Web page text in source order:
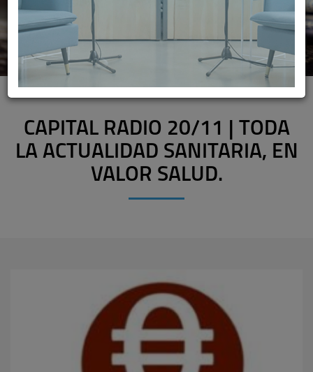
CAPITAL RADIO 20/11 | TODA
LA ACTUALIDAD SANITARIA, EN
VALOR SALUD.